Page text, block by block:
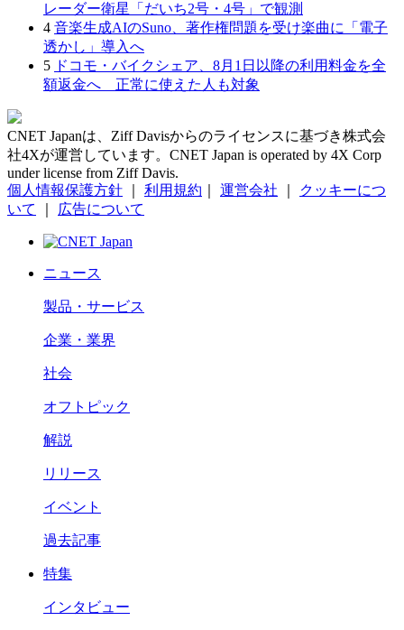
レーダー衛星「だいち2号・4号」で観測
4 音楽生成AIのSuno、著作権問題を受け楽曲に「電子
透かし」導入へ
5 ドコモ・バイクシェア、8月1日以降の利用料金を全
額返金へ 正常に使えた人も対象
CNET Japanは、Ziff Davisからのライセンスに基づき株式会
社4Xが運営しています。CNET Japan is operated by 4X Corp
under license from Ziff Davis.
個人情報保護方針
利用規約 運営会社
クッキーにつ
いて
広告について
ニュース
製品・サービス
企業・業界
社会
オフトピック
解説
リリース
イベント
過去記事
特集
インタビュー